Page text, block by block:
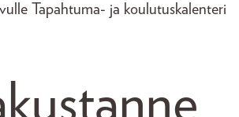
Tapahtuma- ja koulutuskalenteri